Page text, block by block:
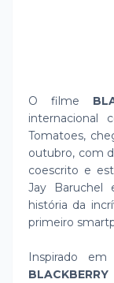
O filme
internacional
Tomatoes,
outubro, com
coescrito e
Jay Baruchel
história da
primeiro
Inspirado
BLACKBERRY